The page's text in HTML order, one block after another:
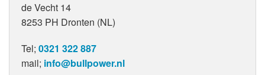
de Vecht 14
8253 PH Dronten (NL)
Tel; 0321 322 887
mail; info@bullpower.nl